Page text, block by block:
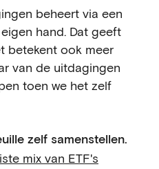
beheert via een
hand. Dat geeft
betekent ook meer
van de uitdagingen
toen we het zelf
zelf samenstellen.
mix van ETF's